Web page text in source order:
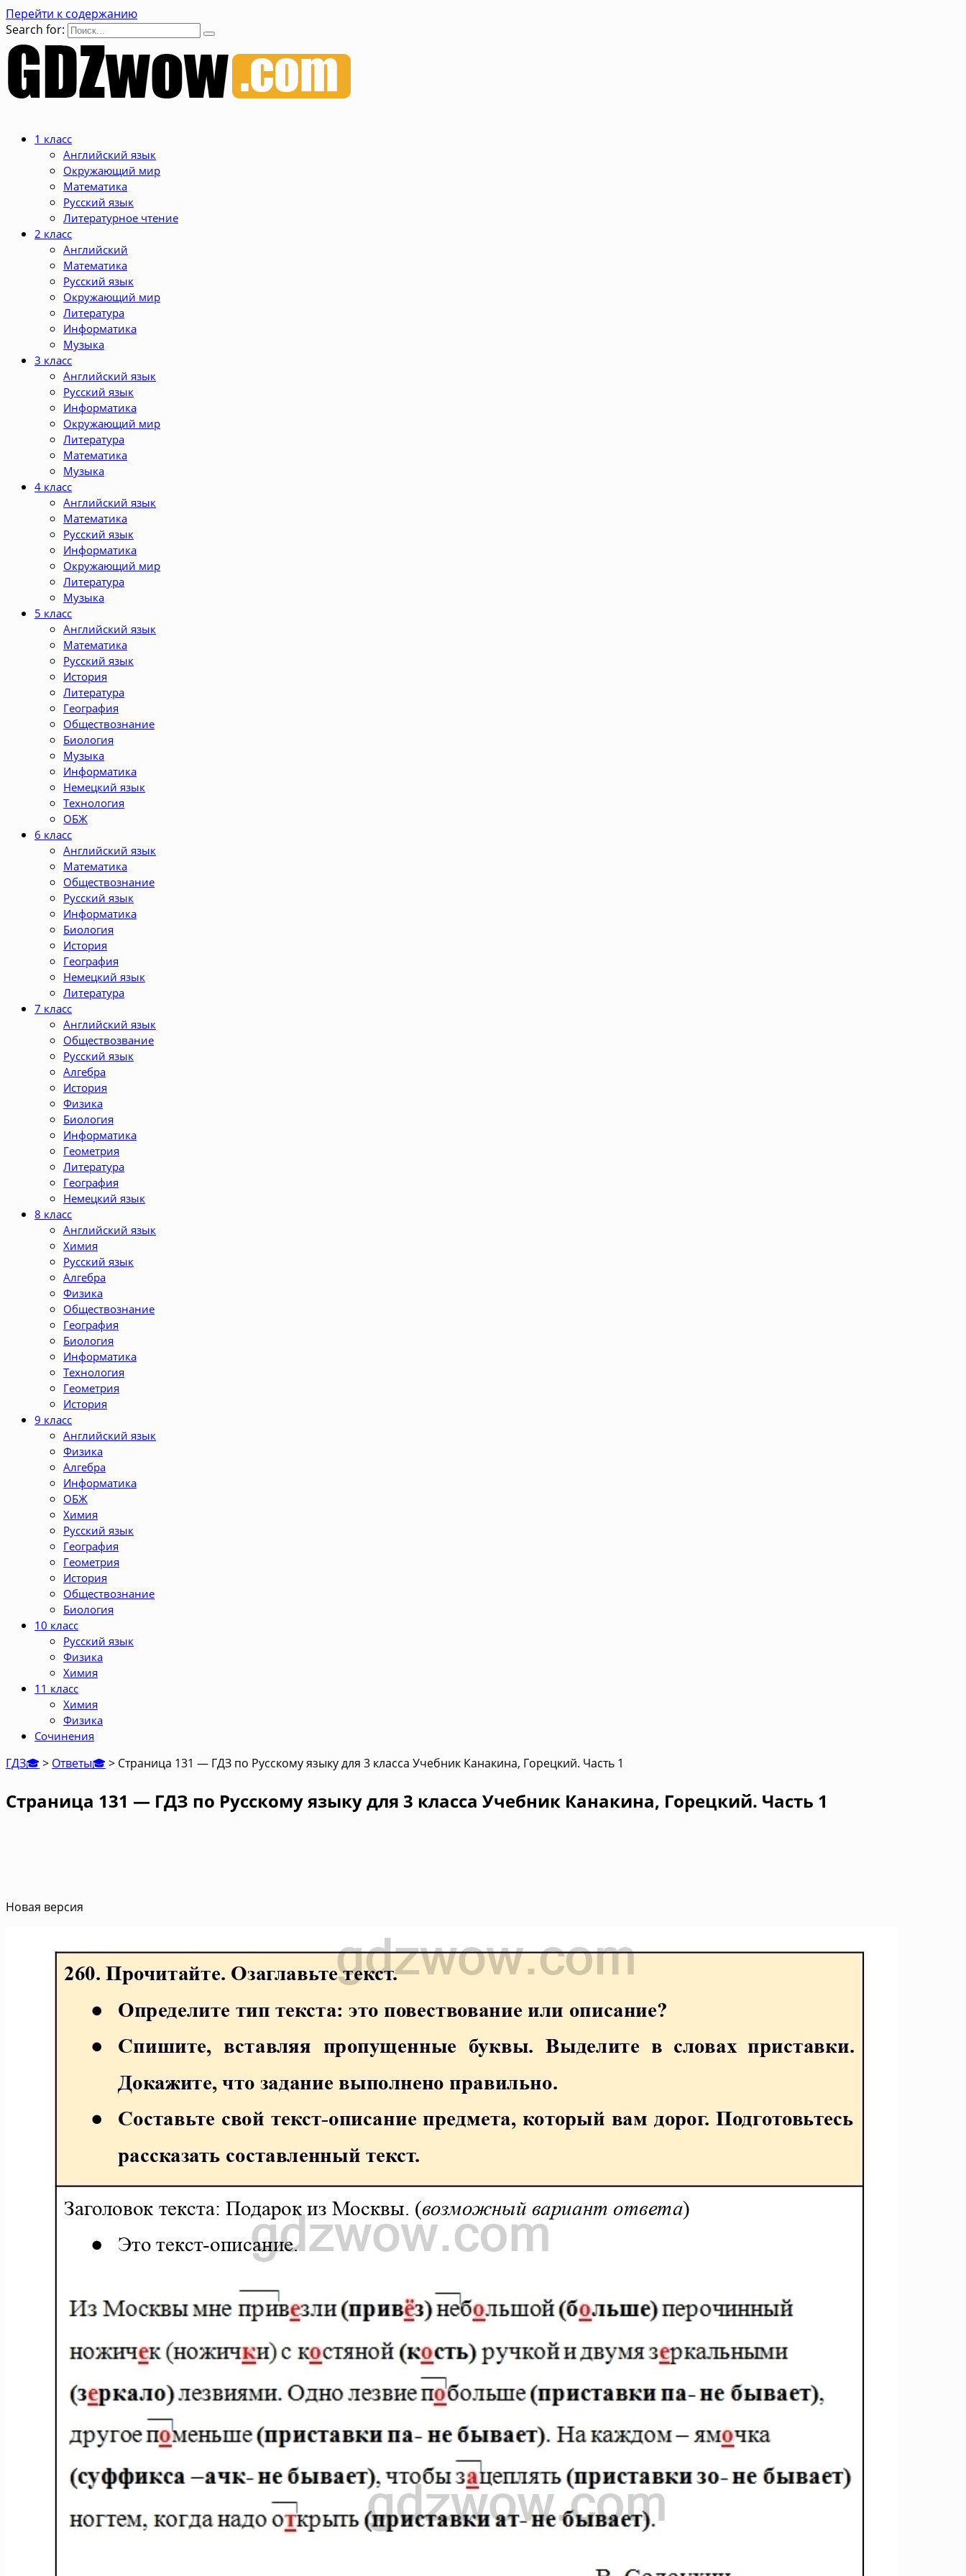
Перейти к содержанию
Search for:
1 класс
Английский язык
Окружающий мир
Математика
Русский язык
Литературное чтение
2 класс
Английский
Математика
Русский язык
Окружающий мир
Литература
Информатика
Музыка
3 класс
Английский язык
Русский язык
Информатика
Окружающий мир
Литература
Математика
Музыка
4 класс
Английский язык
Математика
Русский язык
Информатика
Окружающий мир
Литература
Музыка
5 класс
Английский язык
Математика
Русский язык
История
Литература
География
Обществознание
Биология
Музыка
Информатика
Немецкий язык
Технология
ОБЖ
6 класс
Английский язык
Математика
Обществознание
Русский язык
Информатика
Биология
История
География
Немецкий язык
Литература
7 класс
Английский язык
Обществозвание
Русский язык
Алгебра
История
Физика
Биология
Информатика
Геометрия
Литература
География
Немецкий язык
8 класс
Английский язык
Химия
Русский язык
Алгебра
Физика
Обществознание
География
Биология
Информатика
Технология
Геометрия
История
9 класс
Английский язык
Физика
Алгебра
Информатика
ОБЖ
Химия
Русский язык
География
Геометрия
История
Обществознание
Биология
10 класс
Русский язык
Физика
Химия
11 класс
Химия
Физика
Сочинения
ГДЗ🎓> Ответы🎓> Страница 131 — ГДЗ по Русскому языку для 3 класса Учебник Канакина, Горецкий. Часть 1
Страница 131 — ГДЗ по Русскому языку для 3 класса Учебник Канакина, Горецкий. Часть 1
Новая версия